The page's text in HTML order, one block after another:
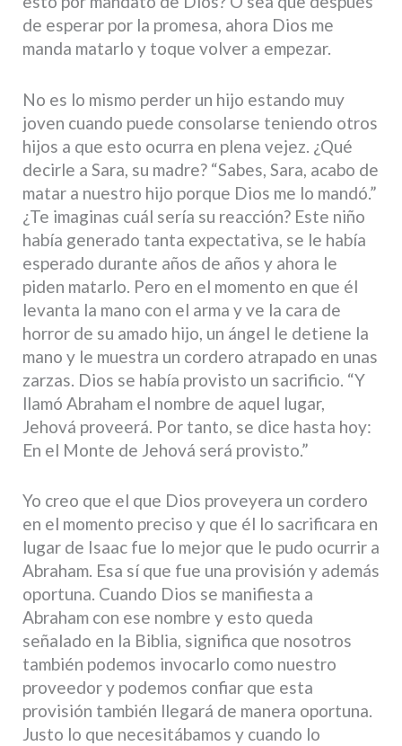
de esperar por la promesa, ahora Dios me
manda matarlo y toque volver a empezar.
No es lo mismo perder un hijo estando muy
joven cuando puede consolarse teniendo otros
hijos a que esto ocurra en plena vejez. ¿Qué
decirle a Sara, su madre? “Sabes, Sara, acabo de
matar a nuestro hijo porque Dios me lo mandó.”
¿Te imaginas cuál sería su reacción? Este niño
había generado tanta expectativa, se le había
esperado durante años de años y ahora le
piden matarlo. Pero en el momento en que él
levanta la mano con el arma y ve la cara de
horror de su amado hijo, un ángel le detiene la
mano y le muestra un cordero atrapado en unas
zarzas. Dios se había provisto un sacrificio. “Y
llamó Abraham el nombre de aquel lugar,
Jehová proveerá. Por tanto, se dice hasta hoy:
En el Monte de Jehová será provisto.”
Yo creo que el que Dios proveyera un cordero
en el momento preciso y que él lo sacrificara en
lugar de Isaac fue lo mejor que le pudo ocurrir a
Abraham. Esa sí que fue una provisión y además
oportuna. Cuando Dios se manifiesta a
Abraham con ese nombre y esto queda
señalado en la Biblia, significa que nosotros
también podemos invocarlo como nuestro
proveedor y podemos confiar que esta
provisión también llegará de manera oportuna.
Justo lo que necesitábamos y cuando lo